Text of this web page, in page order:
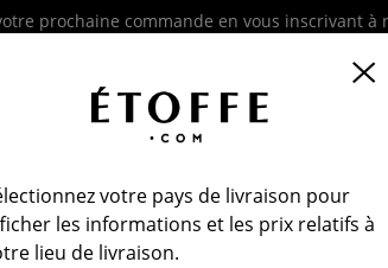
prochaine commande en vous inscrivant à
votre pays de livraison pour
les informations et les prix relatifs à
lieu de livraison.